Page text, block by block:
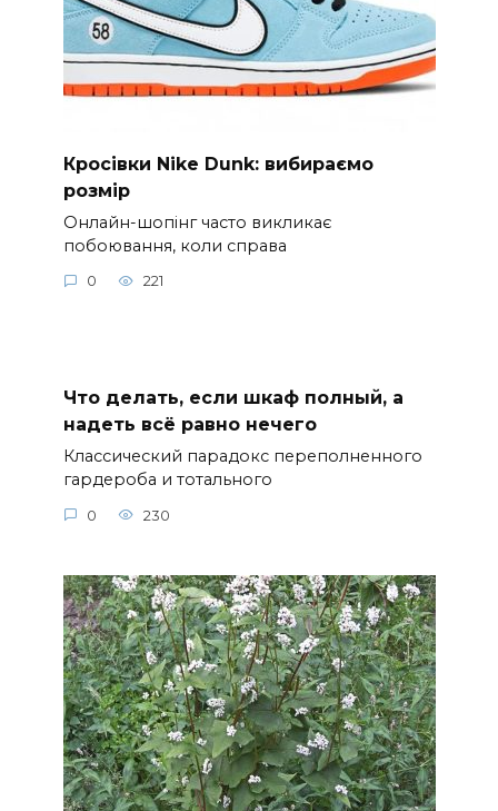
Кросівки Nike Dunk: вибираємо
розмір
Онлайн-шопінг часто викликає
побоювання, коли справа
0 221
Что делать, если шкаф полный, а
надеть всё равно нечего
Классический парадокс переполненного
гардероба и тотального
0 230